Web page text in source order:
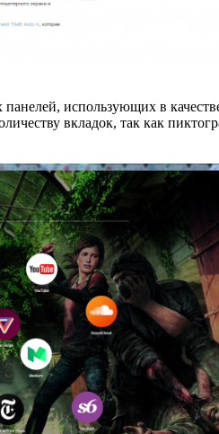
использующих в
вкладок, так как